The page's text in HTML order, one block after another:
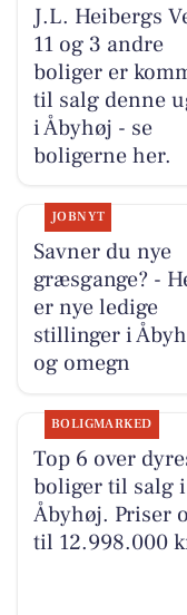
J.L. Heibergs
11 og 3 andre
boliger er
til salg denne
i Åbyhøj - se
boligerne her.
JOBNYT
Savner du nye
græsgange? -
er nye ledige
stillinger i
og omegn
BOLIGMARKED
Top 6 over
boliger til salg i
Åbyhøj. Priser
til 12.998.000